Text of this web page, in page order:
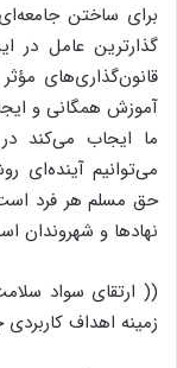
برای ساختن
گذارترین عامل در
قانون‌گذاری‌های
آموزش همگانی و
ما ایجاب می‌کند
می‌توانیم آینده‌ای
حق مسلم هر فرد
نهادها و شهروندان
(( ارتقای سواد
زمینه اهداف